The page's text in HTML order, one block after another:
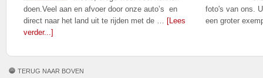
doen.Veel aan en afvoer door onze auto’s en
direct naar het land uit te rijden met de … [Lees
verder...]
foto's van ons.
een groter
TERUG NAAR BOVEN